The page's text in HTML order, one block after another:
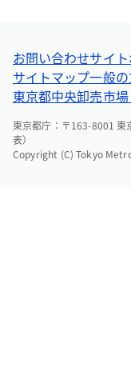
お問い合わせサイ
サイトマップ一般
東京都中央卸売市
東京都庁：〒163-8001
表）
Copyright (C) Tokyo